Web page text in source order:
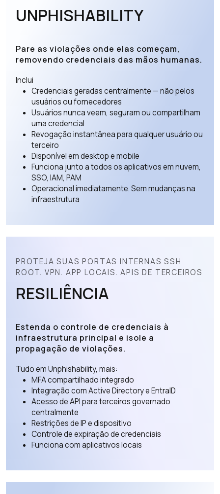
UNPHISHABILITY
Pare as violações onde elas começam,
removendo credenciais das mãos humanas.
Inclui
Credenciais geradas centralmente — não pelos
usuários ou fornecedores
Usuários nunca veem, seguram ou compartilham
uma credencial
Revogação instantânea para qualquer usuário ou
terceiro
Disponível em desktop e mobile
Funciona junto a todos os aplicativos em nuvem,
SSO, IAM, PAM
Operacional imediatamente. Sem mudanças na
infraestrutura
PROTEJA SUAS PORTAS INTERNAS SSH
ROOT. VPN. APP LOCAIS. APIS DE TERCEIROS
RESILIÊNCIA
Estenda o controle de credenciais à
infraestrutura principal e isole a
propagação de violações.
Tudo em Unphishability, mais:
MFA compartilhado integrado
Integração com Active Directory e EntraID
Acesso de API para terceiros governado
centralmente
Restrições de IP e dispositivo
Controle de expiração de credenciais
Funciona com aplicativos locais